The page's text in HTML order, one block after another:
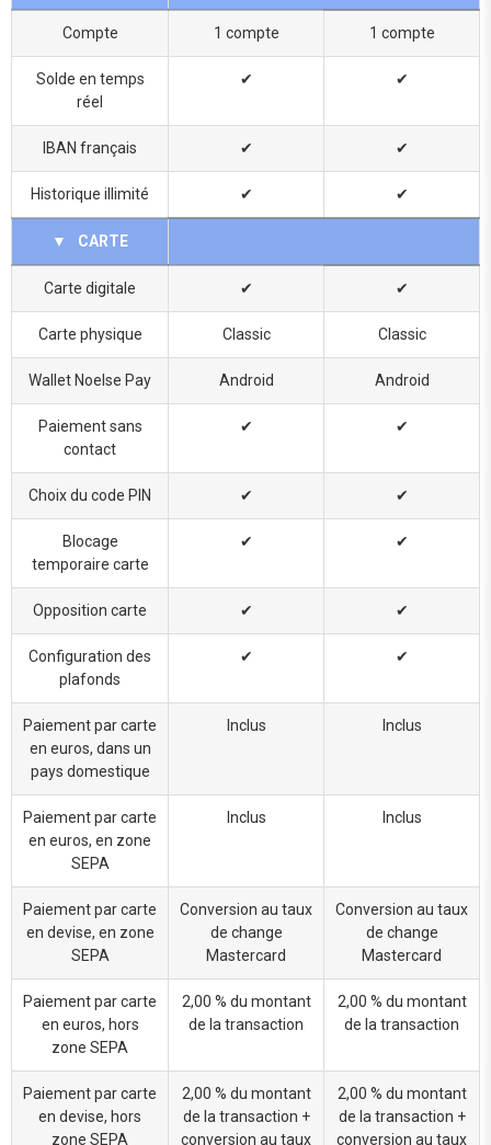
Compte 1 compte 1 compte
Solde en temps
réel
✔ ✔
IBAN français ✔ ✔
Historique illimité ✔ ✔
▼ CARTE
Carte digitale ✔ ✔
Carte physique Classic Classic
Wallet Noelse Pay Android Android
Paiement sans
contact
✔ ✔
Choix du code PIN ✔ ✔
Blocage
temporaire carte
✔ ✔
Opposition carte ✔ ✔
Configuration des
plafonds
✔ ✔
Paiement par carte
en euros, dans un
pays domestique
Inclus Inclus
Paiement par carte
en euros, en zone
SEPA
Inclus Inclus
Paiement par carte
en devise, en zone
SEPA
Conversion au taux
de change
Mastercard
Conversion au taux
de change
Mastercard
Paiement par carte
en euros, hors
zone SEPA
2,00 % du montant
de la transaction
2,00 % du montant
de la transaction
Paiement par carte
en devise, hors
zone SEPA
2,00 % du montant
de la transaction +
conversion au taux
2,00 % du montant
de la transaction +
conversion au taux